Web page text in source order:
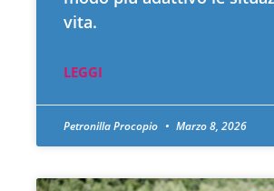
vita.
LEGGI
Petronilla Procopio Marzo 8, 2026